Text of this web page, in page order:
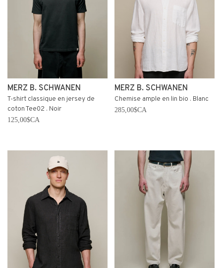
MERZ B. SCHWANEN
T-shirt classique en jersey de
coton Tee02 . Noir
125,00$CA
MERZ B. SCHWANEN
Chemise ample en lin bio . Blanc
285,00$CA